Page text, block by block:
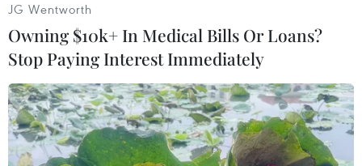
JG Wentworth
Owning $10k+ In Medical Bills Or Loans?
Stop Paying Interest Immediately